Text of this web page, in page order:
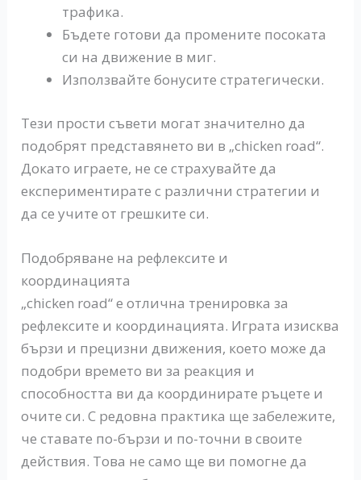
трафика.
Бъдете готови да промените посоката
си на движение в миг.
Използвайте бонусите стратегически.
Тези прости съвети могат значително да
подобрят представянето ви в „chicken road“.
Докато играете, не се страхувайте да
експериментирате с различни стратегии и
да се учите от грешките си.
Подобряване на рефлексите и
координацията
„chicken road“ е отлична тренировка за
рефлексите и координацията. Играта изисква
бързи и прецизни движения, което може да
подобри времето ви за реакция и
способността ви да координирате ръцете и
очите си. С редовна практика ще забележите,
че ставате по-бързи и по-точни в своите
действия. Това не само ще ви помогне да